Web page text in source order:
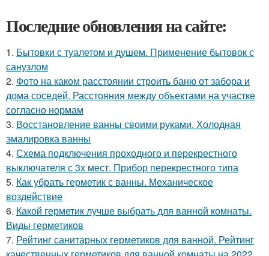
Последние обновления на сайте:
1. Бытовки с туалетом и душем. Применение бытовок с
санузлом
2. Фото на каком расстоянии строить баню от забора и
дома соседей. Расстояния между объектами на участке
согласно нормам
3. Восстановление ванны своими руками. Холодная
эмалировка ванны
4. Схема подключения проходного и перекрестного
выключателя с 3х мест. Прибор перекрестного типа
5. Как убрать герметик с ванны. Механическое
воздействие
6. Какой герметик лучше выбрать для ванной комнаты.
Виды герметиков
7. Рейтинг санитарных герметиков для ванной. Рейтинг